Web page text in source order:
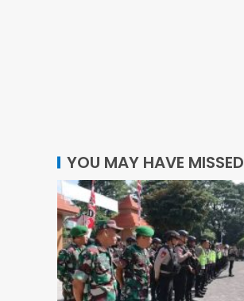
YOU MAY HAVE MISSED